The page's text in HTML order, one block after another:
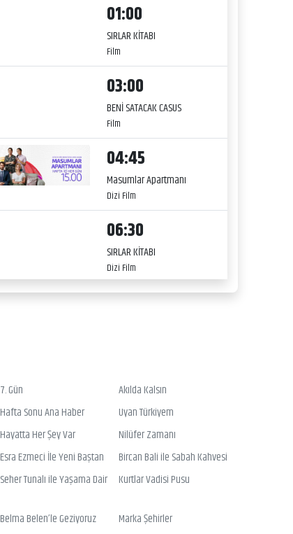
01:00
SIRLAR KİTABI
Film
03:00
BENİ SATACAK CASUS
Film
04:45
Masumlar Apartmanı
Dizi Film
06:30
SIRLAR KİTABI
Dizi Film
7. Gün
Akılda Kalsın
Hafta Sonu Ana Haber
Uyan Türkiyem
Hayatta Her Şey Var
Nilüfer Zamanı
Esra Ezmeci İle Yeni Baştan
Bircan Bali ile Sabah Kahvesi
Seher Tunalı ile Yaşama Dair Kurtlar Vadisi Pusu
Belma Belen’le Geziyoruz
Marka Şehirler